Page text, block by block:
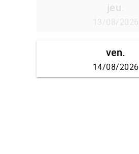
jeu.
13/08/2026
ven.
14/08/2026